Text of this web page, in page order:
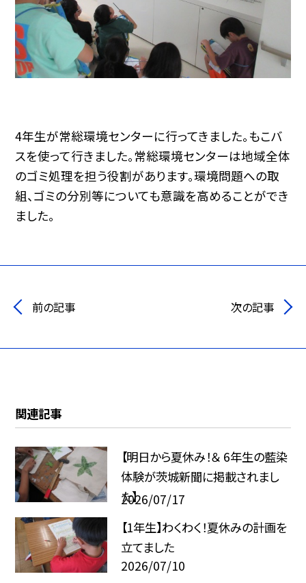
4年生が常総環境センターに行ってきました。もこバ
スを使って行きました。常総環境センターは地域全体
のゴミ処理を担う役割があります。環境問題への取
組、ゴミの分別等についても意識を高めることができ
ました。
前の記事 次の記事
関連記事
【明日から夏休み！＆ 6年生の藍染
体験が茨城新聞に掲載されまし
た】
2026/07/17
【1年生】わくわく！夏休みの計画を
立てました
2026/07/10